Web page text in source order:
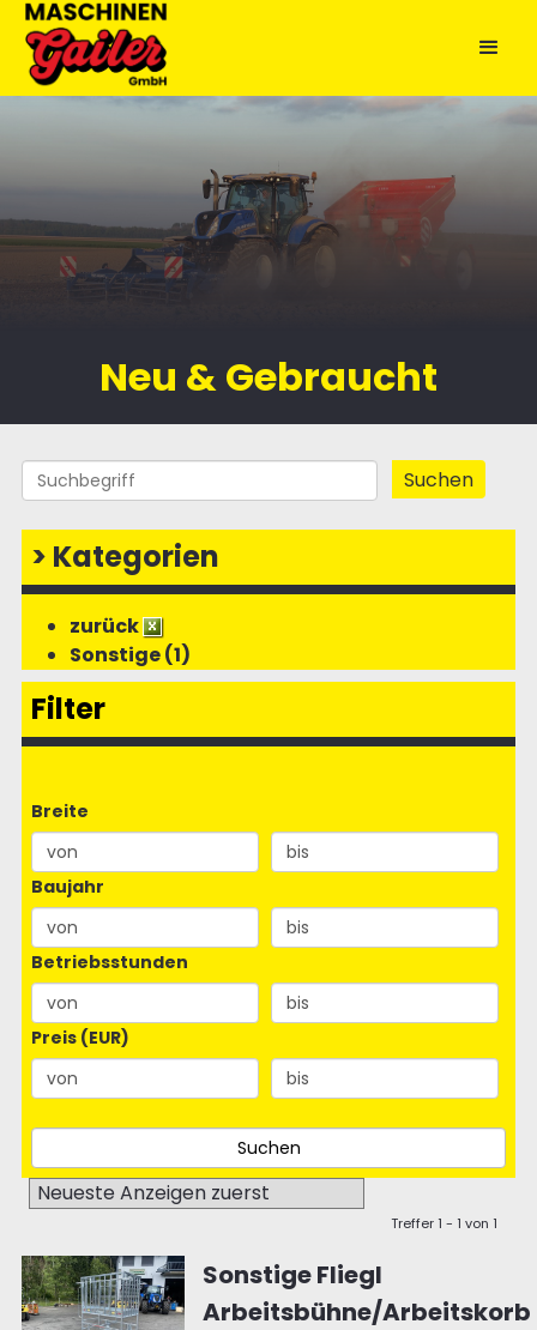
Neu & Gebraucht
> Kategorien
zurück
Sonstige (1)
Filter
Breite
Baujahr
Betriebsstunden
Preis (EUR)
Treffer 1 - 1 von 1
Sonstige Fliegl
Arbeitsbühne/Arbeitskorb